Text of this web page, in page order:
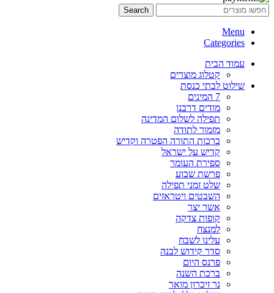
Search
Menu
Categories
עמוד הבית
קטלוג מוצרים
שילוט לבתי כנסת
7 המינים
מודים דרבנן
תפילה לשלום המדינה
מזמור לתודה
ברכות התורה הפטרה וקדיש
קדיש על ישראל
ספירת העומר
פרשת שבוע
שלט זמני תפילה
השבטים ויטראזים
אשר יצר
קופות צדקה
למנצח
עלינו לשבח
סדר קידוש לבנה
פרנס היום
ברכת השנה
נר זיכרון מואר